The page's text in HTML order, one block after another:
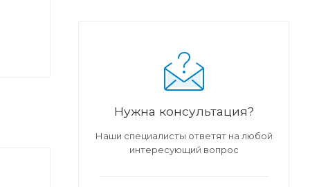
Нужна консультация?
Наши специалисты ответят на любой
интересующий вопрос